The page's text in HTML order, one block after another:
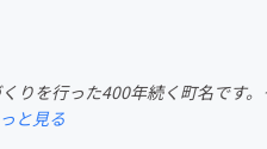
フード・飲食店
りを行った400年続く町名です
と見る